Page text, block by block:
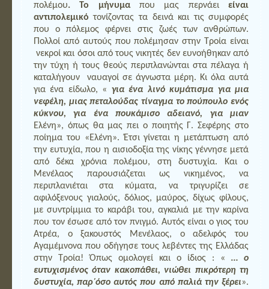
πολέμου. Το μήνυμαπου μας περνάειείναι
αντιπολεμικό τονίζοντας τα δεινά και τις συμφορές
που ο πόλεμος φέρνει στις ζωές των ανθρώπων.
Πολλοί από αυτούς που πολέμησαν στην Τροία είναι
νεκροί και όσοι από τους νικητές δεν ευνοήθηκαν από
την τύχη ή τους θεούς περιπλανώνται στα πέλαγα ή
καταλήγουν ναυαγοί σε άγνωστα μέρη. Κι όλα αυτά
για ένα είδωλο, « για ένα λινό κυμάτισμα για μια
νεφέλη, μιας πεταλούδας τίναγμα το πούπουλο ενός
κύκνου, για ένα πουκάμισο αδειανό, για μιαν
Ελένη», όπως θα μας πει ο ποιητής Γ. Σεφέρης στο
ποίημα του «Ελένη». Έτσι γίνεται η μετάπτωση από
την ευτυχία, που η αισιοδοξία της νίκης γέννησε μετά
από δέκα χρόνια πολέμου, στη δυστυχία. Και ο
Μενέλαος παρουσιάζεται ως νικημένος, να
περιπλανιέται στα κύματα, να τριγυρίζει σε
αφιλόξενους γιαλούς, δόλιος, μαύρος, δίχως φίλους,
με συντρίμμια το καράβι του, αγκαλιά με την καρίνα
που τον έσωσε από τον πνιγμό. Αυτός είναι ο γιος του
Ατρέα, ο ξακουστός Μενέλαος, ο αδελφός του
Αγαμέμνονα που οδήγησε τους λεβέντες της Ελλάδας
στην Τροία! Όπως ομολογεί και ο ίδιος : «… ο
ευτυχισμένος όταν κακοπάθει, νιώθει πικρότερη τη
δυστυχία, παρ΄όσο αυτός που από παλιά την ξέρει».